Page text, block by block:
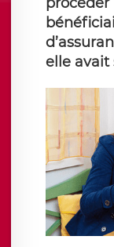
elle avait